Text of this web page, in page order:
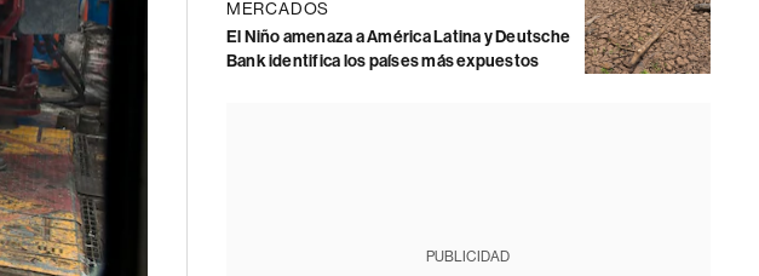
MERCADOS
El Niño amenaza a América Latina y Deutsche
Bank identifica los países más expuestos
PUBLICIDAD